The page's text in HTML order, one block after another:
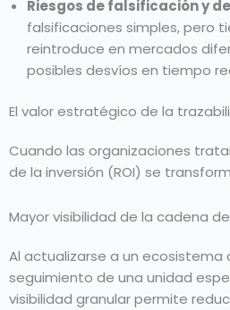
Riesgos de falsificación y
falsificaciones simples, pero
reintroduce en mercados
posibles desvíos en tiempo
El valor estratégico de la
Cuando las organizaciones
de la inversión (ROI) se
Mayor visibilidad de la cadena
Al actualizarse a un ecosistema
seguimiento de una unidad
visibilidad granular permite